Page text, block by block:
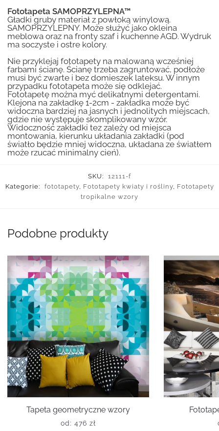
Fototapeta SAMOPRZYLEPNA™
Gładki gruby materiał z powłoką winylową.
SAMOPRZYLEPNY. Może służyć jako okleina
meblowa oraz na fronty szaf i kuchenne AGD. Wydruk
ma soczyste i ostre kolory.
Nie przyklejaj fototapety na malowaną wcześniej
farbami ścianę. Ścianę trzeba zagruntować, podłoże
musi być zwarte i bez domieszek lateksu. W innym
przypadku fototapeta może się odklejać.
Fototapetę można myć delikatnymi detergentami.
Klejona na zakładkę 1-2cm - zakładka może być
widoczna bardziej na jasnych i jednolitych miejscach,
gdzie nie występuje skomplikowany wzór.
Widoczność zakładki tez zależy od miejsca
montowania, kierunku układania zakładki (pod
światło będzie mniej widoczna, układana ze światłem
może rzucać minimalny cień).
SKU:
12111-f
Kategorie:
fototapety, Fototapety kwiaty i rośliny, Fototapety
tropikalne wzory
Podobne produkty
Tapeta geometryczne wzory
od: 476 zł